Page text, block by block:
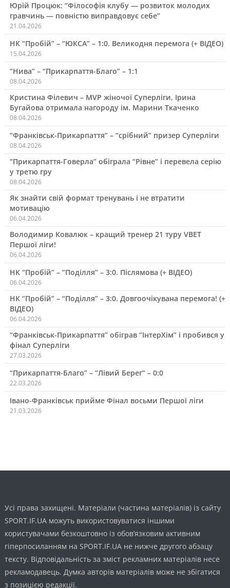
Юрій Процюк: “Філософія клубу — розвиток молодих
гравчинь — повністю виправдовує себе”
21.04.2026
НК “Пробій” – “ЮКСА” – 1:0. Великодня перемога (+ ВІДЕО)
15.04.2026
“Нива” – “Прикарпаття-Благо” – 1:1
08.04.2026
Кристина Філевич – MVP жіночої Суперліги, Ірина
Бугайова отримала нагороду ім. Марини Ткаченко
08.04.2026
“Франківськ-Прикарпаття” – “срібний” призер Суперліги
08.04.2026
“Прикарпаття-Говерла” обіграла “Рівне” і перевела серію
у третю гру
08.04.2026
Як знайти свій формат тренувань і не втратити
мотивацію
06.04.2026
Володимир Ковалюк – кращий тренер 21 туру VBET
Першої ліги!
06.04.2026
НК “Пробій” – “Поділля” – 3:0. Післямова (+ ВІДЕО)
06.04.2026
НК “Пробій” – “Поділля” – 3:0. Довгоочікувана перемога! (+
ВІДЕО)
06.04.2026
“Франківськ-Прикарпаття” обіграв “ІнтерХім” і пробився у
фінал Суперліги
27.03.2026
“Прикарпаття-Благо” – “Лівий Берег” – 0:0
22.03.2026
Івано-Франківськ прийме Фінал восьми Першої ліги
21.03.2026
Усі права захищені. Матеріали (частина матеріалів) із сайту
SPORT.IF.UA можуть використовуватися іншими
користувачами безкоштовно із обов’язковим активним
гіперпосиланням на SPORT.IF.UA не нижче другого абзацу
тексту. Відповідальність за зміст рекламних матеріалів несе
рекламодавець. Думка авторів матеріалів може не збігатися
з позицією редакції.